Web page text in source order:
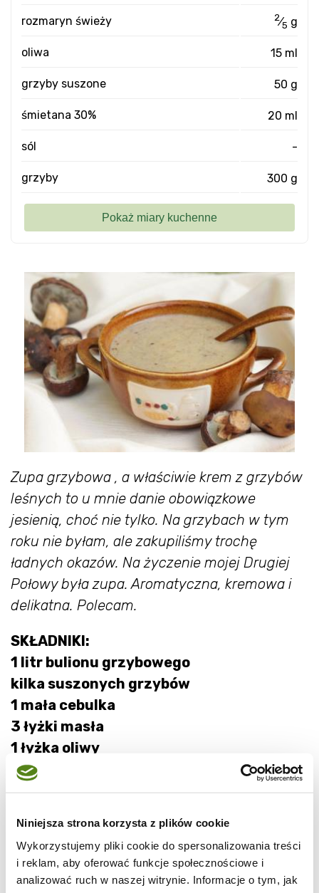
Niniejsza strona korzysta z plików cookie
Wykorzystujemy pliki cookie do spersonalizowania treści
i reklam, aby oferować funkcje społecznościowe i
analizować ruch w naszej witrynie. Informacje o tym, jak
Zupa grzybowa , a właściwie krem z grzybów
leśnych to u mnie danie obowiązkowe
jesienią, choć nie tylko. Na grzybach w tym
roku nie byłam, ale zakupiliśmy trochę
ładnych okazów. Na życzenie mojej Drugiej
Połowy była zupa. Aromatyczna, kremowa i
delikatna. Polecam.
SKŁADNIKI:
1 litr bulionu grzybowego
kilka suszonych grzybów
1 mała cebulka
3 łyżki masła
1 łyżka oliwy
100 g kurek
300 g grzybów leśnych
sól i pieprz
kilka łyżek słodkiej śmietanki
rozmaryn świeży 2⁄5 g
oliwa 15 ml
grzyby suszone 50 g
śmietana 30% 20 ml
sól -
grzyby 300 g